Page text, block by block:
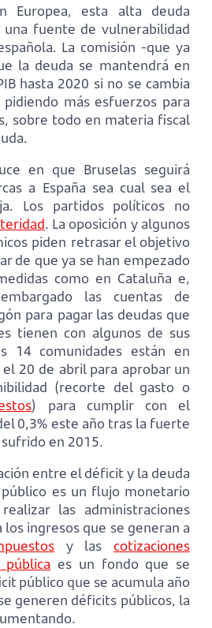
Europea, esta alta deuda
fuente de vulnerabilidad
La comisión -que ya
la deuda se mantendrá en
hasta 2020 si no se cambia
más esfuerzos para
sobre todo en materia fiscal
en que Bruselas seguirá
a España sea cual sea el
Los partidos políticos no
. La oposición y algunos
piden retrasar el objetivo
de que ya se han empezado
como en Cataluña e,
las cuentas de
para pagar las deudas que
tienen con algunos de sus
14 comunidades están en
20 de abril para aprobar un
(recorte del gasto o
) para cumplir con el
0,3% este año tras la fuerte
en 2015.
entre el déficit y la deuda
es un flujo monetario
las administraciones
ingresos que se generan a
y las cotizaciones
pública es un fondo que se
público que se acumula año
generen déficits públicos, la